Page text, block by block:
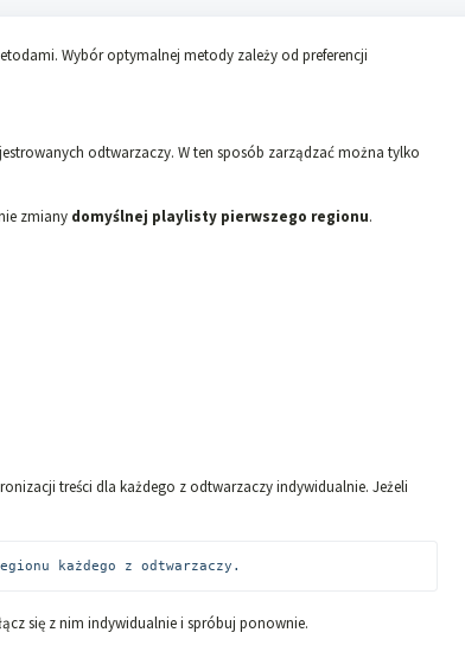
Wybór optymalnej metody zależy od preferencji
odtwarzaczy. W ten sposób zarządzać można tylko
zmiany domyślnej playlisty pierwszego regionu.
treści dla każdego z odtwarzaczy indywidualnie. Jeżeli
każdego z odtwarzaczy.
się z nim indywidualnie i spróbuj ponownie.